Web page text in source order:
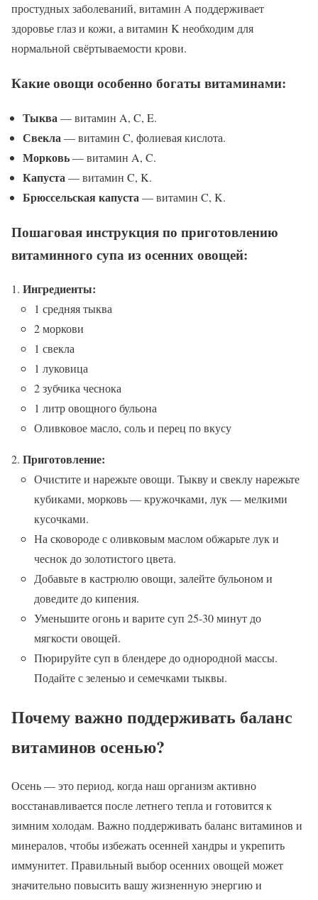
простудных заболеваний, витамин A поддерживает
здоровье глаз и кожи, а витамин K необходим для
нормальной свёртываемости крови.
Какие овощи особенно богаты витаминами:
Тыква— витамин A, C, E.
Свекла— витамин C, фолиевая кислота.
Морковь— витамин A, C.
Капуста— витамин C, K.
Брюссельская капуста— витамин C, K.
Пошаговая инструкция по приготовлению
витаминного супа из осенних овощей:
Ингредиенты:
1 средняя тыква
2 моркови
1 свекла
1 луковица
2 зубчика чеснока
1 литр овощного бульона
Оливковое масло, соль и перец по вкусу
Приготовление:
Очистите и нарежьте овощи. Тыкву и свеклу нарежьте
кубиками, морковь — кружочками, лук — мелкими
кусочками.
На сковороде с оливковым маслом обжарьте лук и
чеснок до золотистого цвета.
Добавьте в кастрюлю овощи, залейте бульоном и
доведите до кипения.
Уменьшите огонь и варите суп 25-30 минут до
мягкости овощей.
Пюрируйте суп в блендере до однородной массы.
Подайте с зеленью и семечками тыквы.
Почему важно поддерживать баланс
витаминов осенью?
Осень — это период, когда наш организм активно
восстанавливается после летнего тепла и готовится к
зимним холодам. Важно поддерживать баланс витаминов и
минералов, чтобы избежать осенней хандры и укрепить
иммунитет. Правильный выбор осенних овощей может
значительно повысить вашу жизненную энергию и